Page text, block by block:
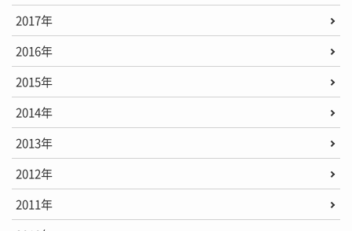
2017年
2016年
2015年
2014年
2013年
2012年
2011年